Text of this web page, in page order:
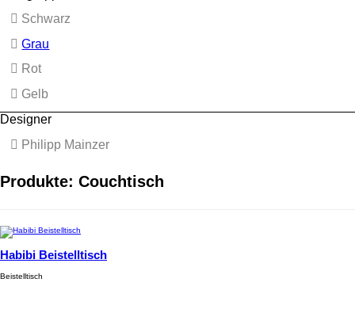
Schwarz
Grau
Rot
Gelb
Designer
Philipp Mainzer
Produkte: Couchtisch
Habibi Beistelltisch
Beistelltisch